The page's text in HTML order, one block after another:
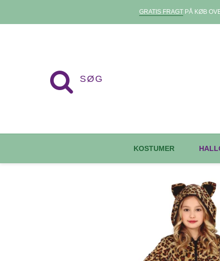
GRATIS FRAGTPÅ KØB
KOSTUMER